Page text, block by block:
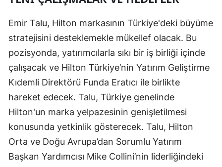
Emir Talu, Hilton markasının Türkiye'deki büyüme
stratejisini desteklemekle mükellef olacak. Bu
pozisyonda, yatırımcılarla sıkı bir iş birliği içinde
çalışacak ve Hilton Türkiye’nin Yatırım Geliştirme
Kıdemli Direktörü Funda Eratıcı ile birlikte
hareket edecek. Talu, Türkiye genelinde
Hilton'un marka yelpazesinin genişletilmesi
konusunda yetkinlik gösterecek. Talu, Hilton
Orta ve Doğu Avrupa’dan Sorumlu Yatırım
Başkan Yardımcısı Mike Collini’nin liderliğindeki